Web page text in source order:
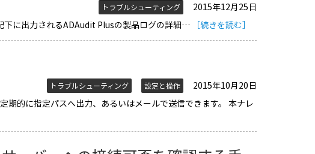
トラブルシューティング
2015年12月25日
に出力されるADAudit Plusの製品ログの詳細…
［続きを読む］
トラブルシューティング 設定と操作
2015年10月20日
期的に指定パスへ出力、あるいはメールで送信できます。 本ナレ